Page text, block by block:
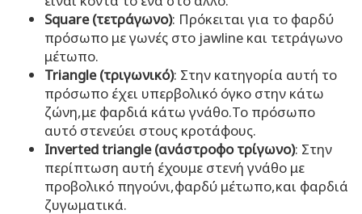
Square (τετράγωνο): Πρόκειται για το φαρδύ
πρόσωπο με γωνές στο jawline και τετράγωνο
μέτωπο.
Triangle (τριγωνικό): Στην κατηγορία αυτή το
πρόσωπο έχει υπερβολικό όγκο στην κάτω
ζώνη,με φαρδιά κάτω γνάθο.Το πρόσωπο
αυτό στενεύει στους κροτάφους.
Inverted triangle (ανάστροφο τρίγωνο): Στην
περίπτωση αυτή έχουμε στενή γνάθο με
προβολικό πηγούνι,φαρδύ μέτωπο,και φαρδιά
ζυγωματικά.